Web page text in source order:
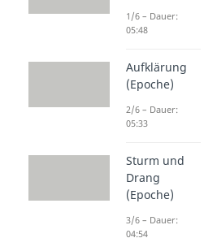
Was macht den
besonders und
Aufstand der
wichtigsten
Epoche findest
Video.
1/6 – Dauer:
05:48
Aufklärung
(Epoche)
2/6 – Dauer:
05:33
Sturm und
Drang
(Epoche)
3/6 – Dauer:
04:54